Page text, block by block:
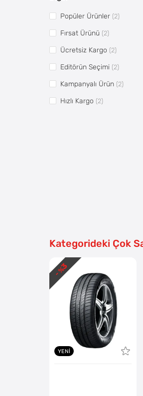
Popüler Ürünler (2)
Fırsat Ürünü (2)
Ücretsiz Kargo (2)
Editörün Seçimi (2)
Kampanyalı Ürün (2)
Hızlı Kargo (2)
Kategorideki Çok
YENI
- %
3